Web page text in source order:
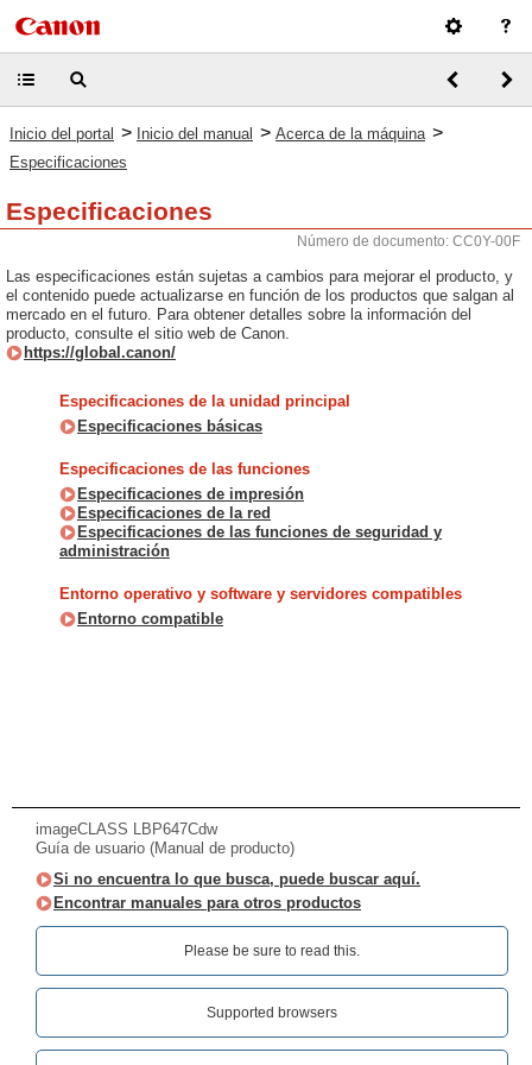
Inicio del portal > Inicio del manual > Acerca de la máquina >
Especificaciones
Especificaciones
Número de documento: CC0Y-00F
Las especificaciones están sujetas a cambios para mejorar el producto, y
el contenido puede actualizarse en función de los productos que salgan al
mercado en el futuro. Para obtener detalles sobre la información del
producto, consulte el sitio web de Canon.
https://global.canon/
Especificaciones de la unidad principal
Especificaciones básicas
Especificaciones de las funciones
Especificaciones de impresión
Especificaciones de la red
Especificaciones de las funciones de seguridad y
administración
Entorno operativo y software y servidores compatibles
Entorno compatible
imageCLASS LBP647Cdw
Guía de usuario (Manual de producto)
Si no encuentra lo que busca, puede buscar aquí.
Encontrar manuales para otros productos
Please be sure to read this.‎
Supported browsers